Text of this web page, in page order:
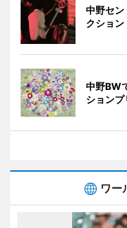
中野セン
クショ
中野BW
ション
ワー